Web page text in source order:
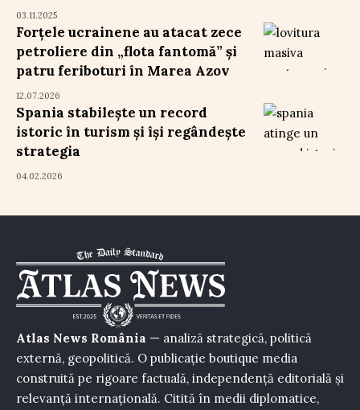
03.11.2025
Forțele ucrainene au atacat zece
petroliere din „flota fantomă” și
patru feriboturi în Marea Azov
12.07.2026
Spania stabilește un record
istoric în turism și își regândește
strategia
04.02.2026
Atlas News România — analiză strategică, politică
externă, geopolitică. O publicație boutique media
construită pe rigoare factuală, independență editorială și
relevanță internațională. Citită în medii diplomatice,